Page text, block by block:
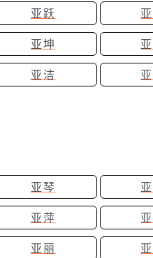
亚跃
亚坤
亚洁
亚琴
亚萍
亚丽